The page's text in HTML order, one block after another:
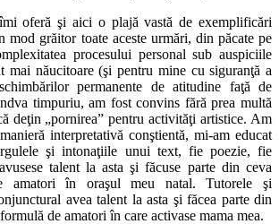
oferă şi aici o plajă vastă de exemplificări
mod grăitor toate aceste urmări, din păcate pe
procesului personal sub auspiciile
mai năucitoare (şi pentru mine cu siguranţă a
permanente de atitudine faţă de
timpuriu, am fost convins fără prea multă
deţin „pornirea” pentru activităţi artistice. Am
interpretativă conştientă, mi-am educat
şi intonaţiile unui text, fie poezie, fie
talent la asta şi făcuse parte din ceva
amatori în oraşul meu natal. Tutorele şi
avea talent la asta şi făcea parte din
de amatori în care activase mama mea.